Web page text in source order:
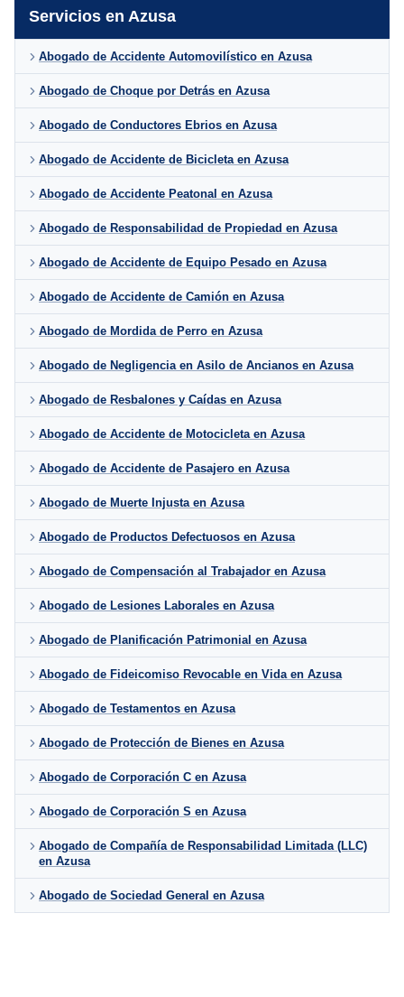
Servicios en Azusa
Abogado de Accidente Automovilístico en Azusa
Abogado de Choque por Detrás en Azusa
Abogado de Conductores Ebrios en Azusa
Abogado de Accidente de Bicicleta en Azusa
Abogado de Accidente Peatonal en Azusa
Abogado de Responsabilidad de Propiedad en Azusa
Abogado de Accidente de Equipo Pesado en Azusa
Abogado de Accidente de Camión en Azusa
Abogado de Mordida de Perro en Azusa
Abogado de Negligencia en Asilo de Ancianos en Azusa
Abogado de Resbalones y Caídas en Azusa
Abogado de Accidente de Motocicleta en Azusa
Abogado de Accidente de Pasajero en Azusa
Abogado de Muerte Injusta en Azusa
Abogado de Productos Defectuosos en Azusa
Abogado de Compensación al Trabajador en Azusa
Abogado de Lesiones Laborales en Azusa
Abogado de Planificación Patrimonial en Azusa
Abogado de Fideicomiso Revocable en Vida en Azusa
Abogado de Testamentos en Azusa
Abogado de Protección de Bienes en Azusa
Abogado de Corporación C en Azusa
Abogado de Corporación S en Azusa
Abogado de Compañía de Responsabilidad Limitada (LLC)
en Azusa
Abogado de Sociedad General en Azusa